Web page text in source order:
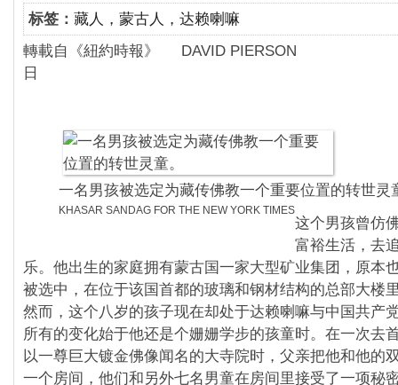
标签： 藏人，蒙古人，达赖喇嘛
轉載自《紐約時報》 DAVID PIERSON
日
一名男孩被选定为藏传佛教一个重要位置的转世
KHASAR SANDAG FOR THE NEW YORK TIMES
这个男孩曾仿
富裕生活，去
乐。他出生的家庭拥有蒙古国一家大型矿业集团，原本
被选中，在位于该国首都的玻璃和钢材结构的总部大楼
然而，这个八岁的孩子现在却处于达赖喇嘛与中国共产
所有的变化始于他还是个姗姗学步的孩童时。在一次去
以一尊巨大镀金佛像闻名的大寺院时，父亲把他和他的
一个房间，他们和另外七名男童在房间里接受了一项秘